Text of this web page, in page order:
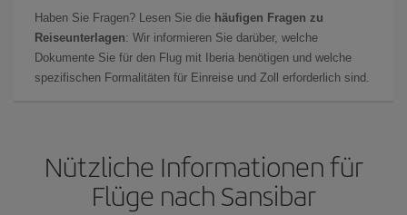
Haben Sie Fragen? Lesen Sie die häufigen Fragen zu
Reiseunterlagen: Wir informieren Sie darüber, welche
Dokumente Sie für den Flug mit Iberia benötigen und welche
spezifischen Formalitäten für Einreise und Zoll erforderlich sind.
Nützliche Informationen für
Flüge nach Sansibar